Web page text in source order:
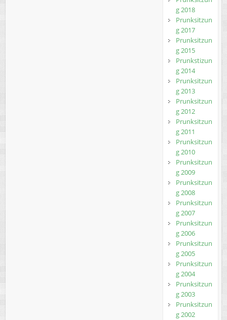
g 2018
Prunksitzun
g 2017
Prunksitzun
g 2015
Prunkstizun
g 2014
Prunksitzun
g 2013
Prunksitzun
g 2012
Prunksitzun
g 2011
Prunksitzun
g 2010
Prunksitzun
g 2009
Prunksitzun
g 2008
Prunksitzun
g 2007
Prunksitzun
g 2006
Prunksitzun
g 2005
Prunksitzun
g 2004
Prunksitzun
g 2003
Prunksitzun
g 2002